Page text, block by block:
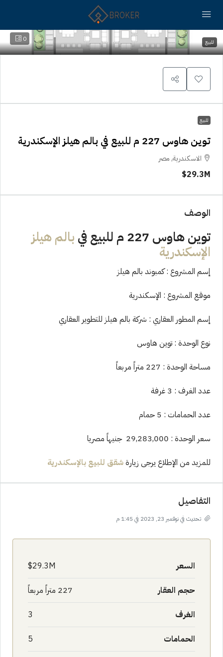
0 للبيع
للبيع
توين هاوس 227 م للبيع في بالم هيلز الإسكندرية
الاسكندرية, مصر
29.3M$
الوصف
توين هاوس 227 م للبيع في
بالم هيلز
الإسكندرية
إسم المشروع : كمبوند بالم هيلز
موقع المشروع : الإسكندرية
إسم المطور العقاري : شركة بالم هيلز للتطوير العقاري
نوع الوحدة : توين هاوس
مساحة الوحدة : 227 متراً مربعاً
عدد الغرف : 3 غرفة
عدد الحمامات : 5 حمام
سعر الوحدة : 29,283,000 جنيهاً مصريا
للمزيد من الإطلاع يرجى زيارةشقق للبيع بالإسكندرية
التفاصيل
تحديث في نوفمبر 23, 2023 في 1:45 م
السعر 29.3M$
حجم العقار 227 متراً مربعاً
الغرف 3
الحمامات 5